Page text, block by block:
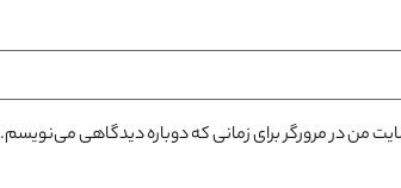
من در مرورگر برای زمانی که دوباره دیدگاهی می‌نویسم.